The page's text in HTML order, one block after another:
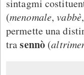
sintagmi
(menomale,vabbè
permette una
trasennò (